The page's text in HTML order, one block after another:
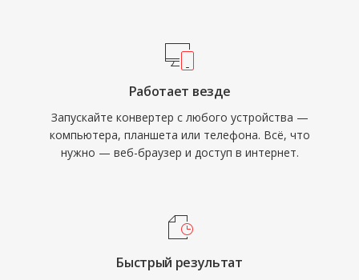
Работает везде
Запускайте конвертер с любого устройства —
компьютера, планшета или телефона. Всё, что
нужно — веб-браузер и доступ в интернет.
Быстрый результат